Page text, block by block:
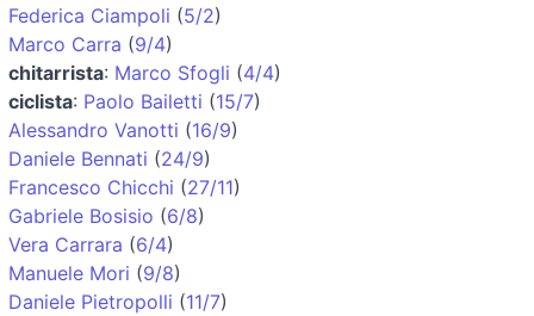
Federica Ciampoli (5/2)
Marco Carra (9/4)
chitarrista: Marco Sfogli (4/4)
ciclista: Paolo Bailetti (15/7)
Alessandro Vanotti (16/9)
Daniele Bennati (24/9)
Francesco Chicchi (27/11)
Gabriele Bosisio (6/8)
Vera Carrara (6/4)
Manuele Mori (9/8)
Daniele Pietropolli (11/7)